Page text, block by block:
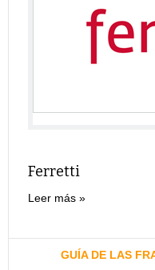
Ferretti
Leer más
GUÍA DE LAS